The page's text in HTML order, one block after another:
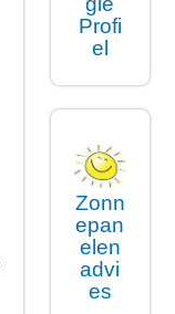
Profi
el
Zonn
epan
elen
advi
es